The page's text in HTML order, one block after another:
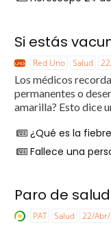
Si estás
Red Uno Salud
Los médicos
permanentes o
amarilla? Esto dice
¿Qué es la
Fallece una
Paro de
PAT Salud 22/